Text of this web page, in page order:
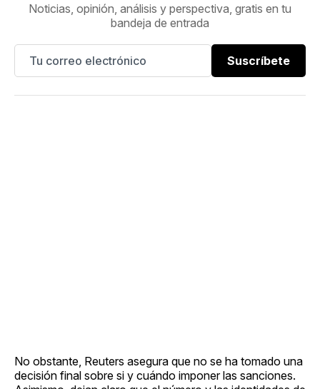
Noticias, opinión, análisis y perspectiva, gratis en tu
bandeja de entrada
Suscríbete
No obstante, Reuters asegura que no se ha tomado una
decisión final sobre si y cuándo imponer las sanciones.